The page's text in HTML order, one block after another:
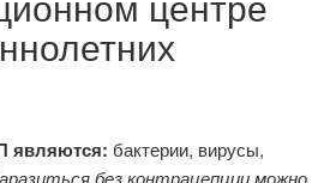
являются: бактерии, вирусы,
без контрацепции можно